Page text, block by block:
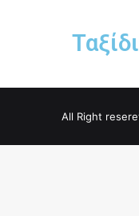
All Right